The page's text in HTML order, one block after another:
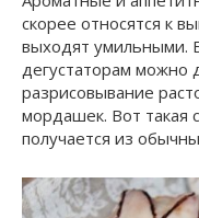
скорее относятся к
выходят умильными.
дегустаторам можно
разрисовывание
мордашек. Вот такая
получается из